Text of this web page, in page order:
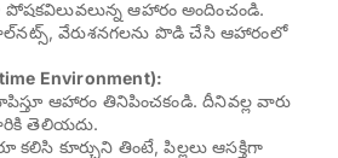
పోషకవిలువలున్న ఆహారం అందించండి.
వేరుశనగలను పొడి చేసి ఆహారంలో
Environment):
ఆహారం తినిపించకండి. దీనివల్ల వారు
తెలియదు.
కలిసి కూర్చుని తింటే, పిల్లలు ఆసక్తిగా